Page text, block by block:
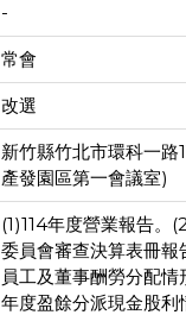
-
常會
改選
新竹縣竹北市環科一路
產發園區第一會議室)
(1)114年度營業報告。
委員會審查決算表冊報
員工及董事酬勞分配
年度盈餘分派現金股利